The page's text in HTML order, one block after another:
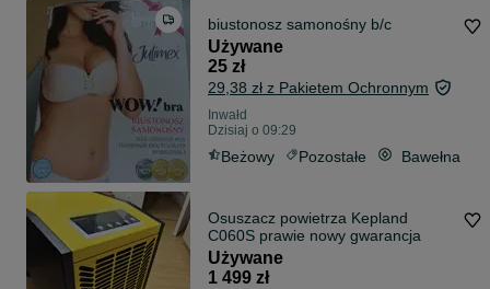
biustonosz samonośny b/c
Używane
25 zł
29,38 zł z Pakietem Ochronnym
Inwałd
Dzisiaj o 09:29
Beżowy Pozostałe Bawełna
Osuszacz powietrza Kepland
C060S prawie nowy gwarancja
Używane
1 499 zł